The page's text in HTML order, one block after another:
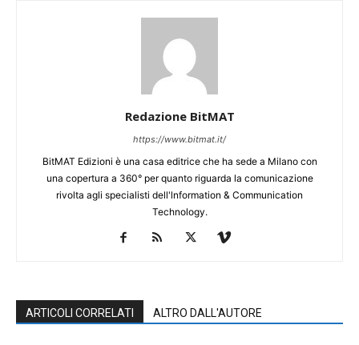
Redazione BitMAT
https://www.bitmat.it/
BitMAT Edizioni è una casa editrice che ha sede a Milano con
una copertura a 360° per quanto riguarda la comunicazione
rivolta agli specialisti dell'lnformation & Communication
Technology.
ARTICOLI CORRELATI ALTRO DALL'AUTORE